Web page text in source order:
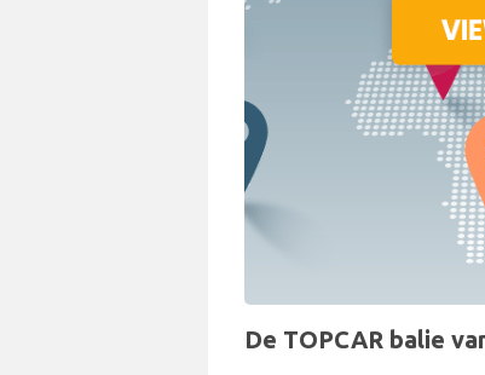
De TOPCAR balie